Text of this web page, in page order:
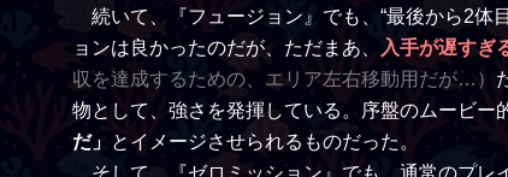
続いて、『フュージョン』でも、“最後から2体
ョンは良かったのだが、ただまあ、
入手が遅すぎ
収を達成するための、エリア左右移動用だが…）
物として、強さを発揮している。序盤のムービ
だ」 とイメージさせられるものだった。